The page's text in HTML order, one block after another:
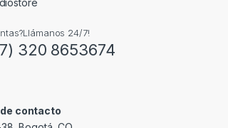
24/7!
320 8653674
contacto